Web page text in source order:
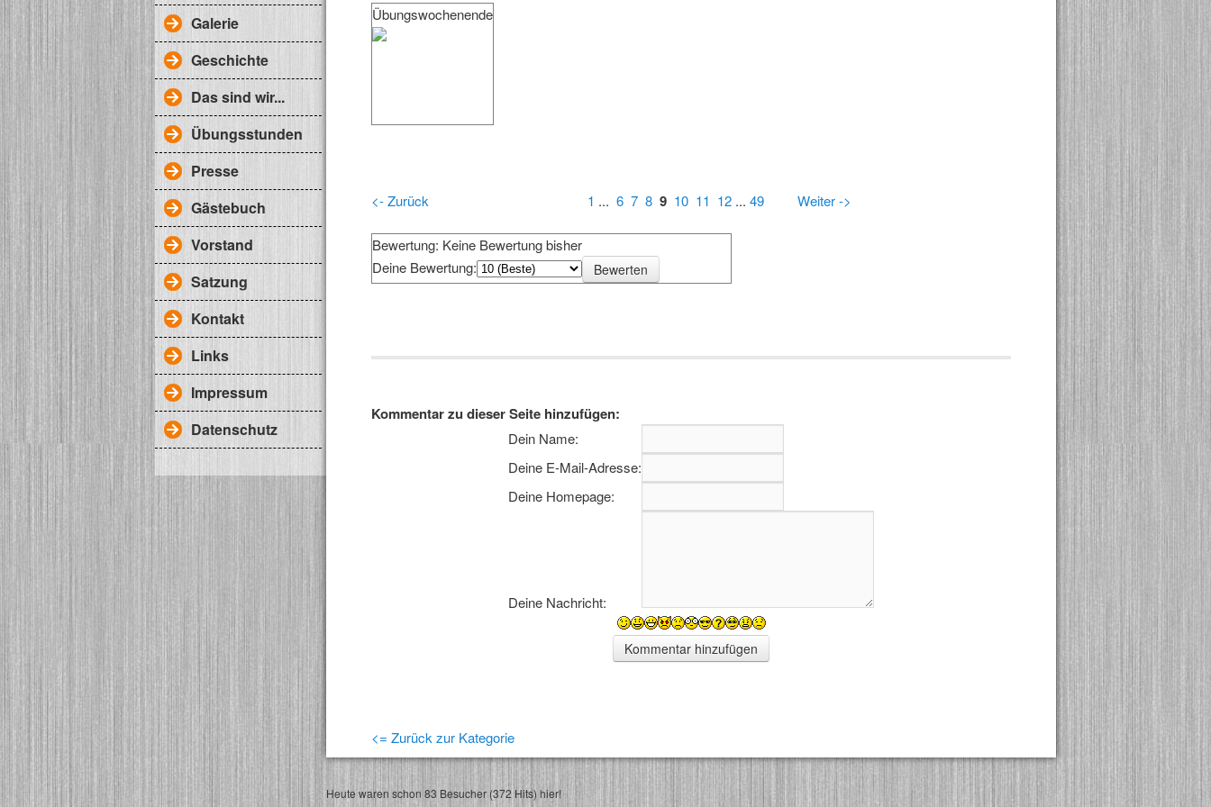
Galerie
Geschichte
Das sind wir...
Übungsstunden
Presse
Gästebuch
Vorstand
Satzung
Kontakt
Links
Impressum
Datenschutz
Übungswochenende
<- Zurück 1 ... 6 7 8 9 10 11 12 ... 49 Weiter ->
Bewertung: Keine Bewertung bisher
Deine Bewertung:
Kommentar zu dieser Seite hinzufügen:
Dein Name:
Deine E-Mail-Adresse:
Deine Homepage:
Deine Nachricht:
<= Zurück zur Kategorie
Heute waren schon 83 Besucher (372 Hits) hier!